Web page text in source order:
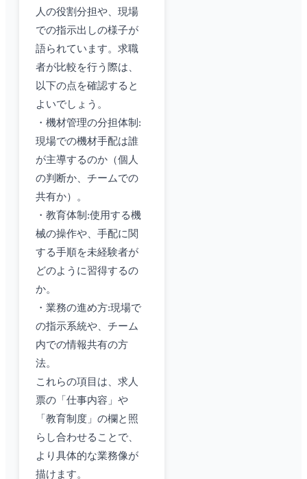
人の役割分担や、現場
での指示出しの様子が
語られています。求職
者が比較を行う際は、
以下の点を確認すると
よいでしょう。
・機材管理の分担体制:
現場での機材手配は誰
が主導するのか（個人
の判断か、チームでの
共有か）。
・教育体制:使用する機
械の操作や、手配に関
する手順を未経験者が
どのように習得するの
か。
・業務の進め方:現場で
の指示系統や、チーム
内での情報共有の方
法。
これらの項目は、求人
票の「仕事内容」や
「教育制度」の欄と照
らし合わせることで、
より具体的な業務像が
描けます。